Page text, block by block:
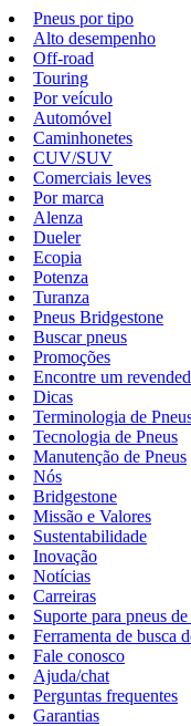
Pneus por tipo
Alto desempenho
Off-road
Touring
Por veículo
Automóvel
Caminhonetes
CUV/SUV
Comerciais leves
Por marca
Alenza
Dueler
Ecopia
Potenza
Turanza
Pneus Bridgestone
Buscar pneus
Promoções
Encontre um
Dicas
Terminologia de
Tecnologia de Pneus
Manutenção de Pneus
Nós
Bridgestone
Missão e Valores
Sustentabilidade
Inovação
Notícias
Carreiras
Suporte para pneus
Ferramenta de busca
Fale conosco
Ajuda/chat
Perguntas frequentes
Garantias